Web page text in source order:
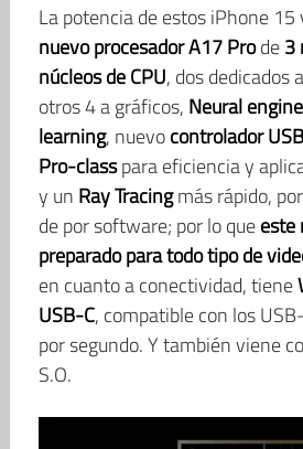
La potencia de estos iPhone 15
nuevo procesador A17 Prode3
núcleos de CPU, dos dedicados
otros 4 a gráficos, Neural engine
learning, nuevocontrolador USB
Pro-classpara eficiencia y
y un Ray Tracingmás rápido,
de por software; por lo queeste
preparado para todo tipo de
en cuanto a conectividad, tiene
USB-C, compatible con los
por segundo. Y también viene
S.O.